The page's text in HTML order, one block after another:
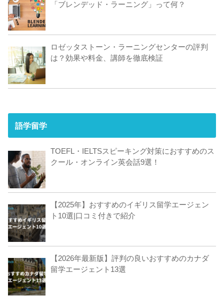
「ブレンデッド・ラーニング」って何？
ロゼッタストーン・ラーニングセンターの評判
は？効果や料金、講師を徹底検証
語学留学
TOEFL・IELTSスピーキング対策におすすめのス
クール・オンライン英会話9選！
【2025年】おすすめのイギリス留学エージェン
ト10選|口コミ付きで紹介
【2026年最新版】評判の良いおすすめのカナダ
留学エージェント13選